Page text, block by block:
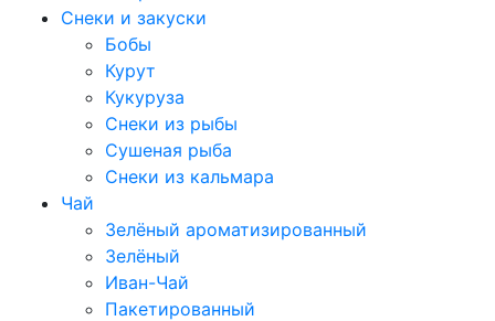
Снеки и закуски
Бобы
Курут
Кукуруза
Снеки из рыбы
Сушеная рыба
Снеки из кальмара
Чай
Зелёный ароматизированный
Зелёный
Иван-Чай
Пакетированный